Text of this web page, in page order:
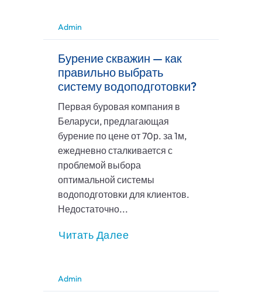
Admin
Бурение скважин — как
правильно выбрать
систему водоподготовки?
Первая буровая компания в
Беларуси, предлагающая
бурение по цене от 70р. за 1м,
ежедневно сталкивается с
проблемой выбора
оптимальной системы
водоподготовки для клиентов.
Недостаточно...
Читать Далее
Admin